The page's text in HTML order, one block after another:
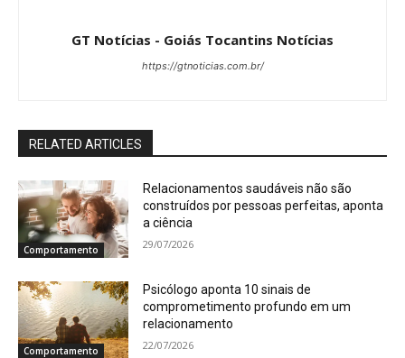
GT Notícias - Goiás Tocantins Notícias
https://gtnoticias.com.br/
RELATED ARTICLES
Comportamento
Relacionamentos saudáveis não são
construídos por pessoas perfeitas, aponta
a ciência
29/07/2026
Comportamento
Psicólogo aponta 10 sinais de
comprometimento profundo em um
relacionamento
22/07/2026